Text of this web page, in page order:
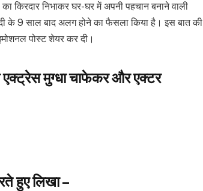
का किरदार निभाकर घर-घर में अपनी पहचान बनाने वाली
के 9 साल बाद अलग होने का फैसला किया है। इस बात की
पोस्ट शेयर कर दी।
मुग्धा चाफेकर और एक्टर
हुए लिखा –